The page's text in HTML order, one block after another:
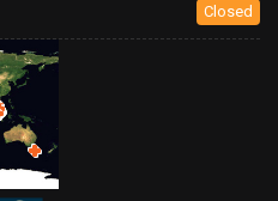
Closed